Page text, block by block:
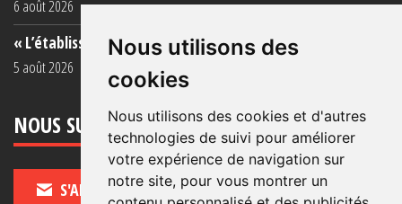
Nous utilisons des
cookies
Nous utilisons des cookies et d'autres
technologies de suivi pour améliorer
votre expérience de navigation sur
notre site, pour vous montrer un
6 août 2026
« L’établissement est une porcherie totale »
5 août 2026
NOUS SUIVRE
S'ABONNER